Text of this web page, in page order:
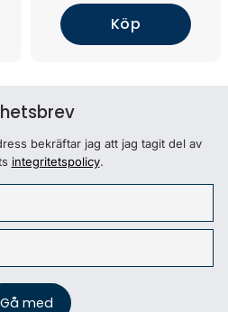
Köp
bekräftar jag att jag tagit del av
integritetspolicy.